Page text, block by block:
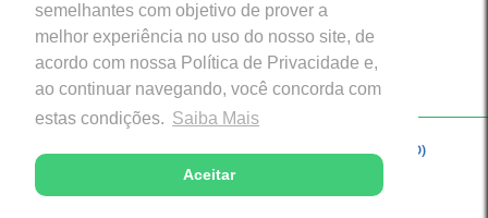
semelhantes com objetivo de prover a
melhor experiência no uso do nosso site, de
acordo com nossa Política de Privacidade e,
ao continuar navegando, você concorda com
estas condições. Saiba Mais
Aceitar
Copyright © 2026 - Arquidiocese de Porto Velho (RO)
Desenvolvido com excelência por